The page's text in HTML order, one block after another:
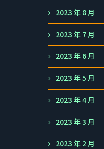
2023 年 8 月
2023 年 7 月
2023 年 6 月
2023 年 5 月
2023 年 4 月
2023 年 3 月
2023 年 2 月